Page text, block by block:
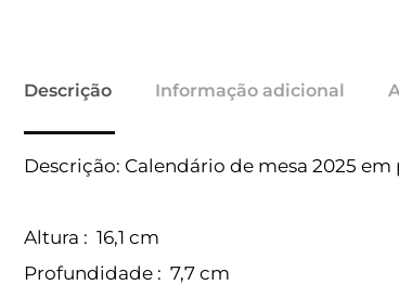
Descrição Informação adicional
Descrição: Calendário de mesa 2025 em
Altura : 16,1 cm
Profundidade : 7,7 cm